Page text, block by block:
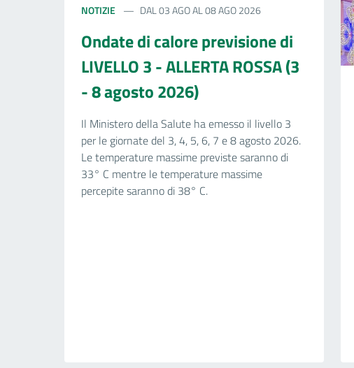
NOTIZIE DAL 03 AGO AL 08 AGO 2026
Ondate di calore previsione di
LIVELLO 3 - ALLERTA ROSSA (3
- 8 agosto 2026)
Il Ministero della Salute ha emesso il livello 3
per le giornate del 3, 4, 5, 6, 7 e 8 agosto 2026.
Le temperature massime previste saranno di
33° C mentre le temperature massime
percepite saranno di 38° C.